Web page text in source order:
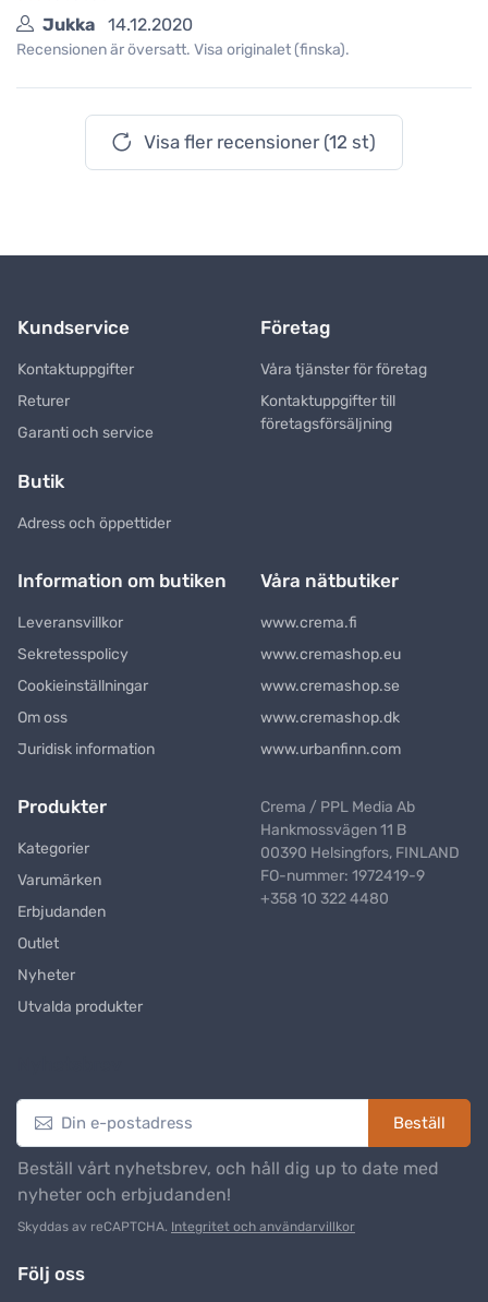
Jukka 14.12.2020
Recensionen är översatt. Visa originalet (finska).
Visa fler recensioner (12 st)
Kundservice
Kontaktuppgifter
Returer
Garanti och service
Företag
Våra tjänster för företag
Kontaktuppgifter till
företagsförsäljning
Butik
Adress och öppettider
Information om butiken
Leveransvillkor
Sekretesspolicy
Cookieinställningar
Om oss
Juridisk information
Våra nätbutiker
www.crema.fi
www.cremashop.eu
www.cremashop.se
www.cremashop.dk
www.urbanfinn.com
Produkter
Kategorier
Varumärken
Erbjudanden
Outlet
Nyheter
Utvalda produkter
Crema / PPL Media Ab
Hankmossvägen 11 B
00390 Helsingfors, FINLAND
FO-nummer: 1972419-9
+358 10 322 4480
Beställ
Beställ vårt nyhetsbrev, och håll dig up to date med
nyheter och erbjudanden!
Skyddas av reCAPTCHA. Integritet och användarvillkor
Följ oss